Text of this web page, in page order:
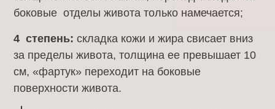
боковые отделы живота только намечается;
4 степень: складка кожи и жира свисает вниз
за пределы живота, толщина ее превышает 10
см, «фартук» переходит на боковые
поверхности живота.